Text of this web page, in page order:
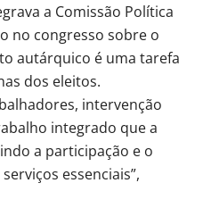
a Comissão Política
no congresso sobre o
autárquico é uma tarefa
dos eleitos.
intervenção
integrado que a
a participação e o
essenciais”,